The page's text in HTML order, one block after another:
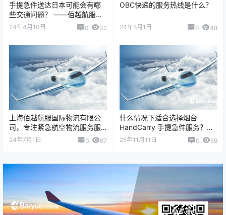
手提急件送达日本可能会有哪
些交通问题？ ——佰越航服
（Baiyue Logistics）带您了
24年4月10日 0 32
OBC快递的服务热线是什么？
24年5月1日 0 48
上海佰越航服国际物流有限公
司，专注紧急航空物流服务服
务10+年，我们的主营业务涵盖
了国际/国内紧急航空货运、On
24年7月1日 0 67
什么情况下适合选择烟台
HandCarry 手提急件服务？
——当时效与安全都至关重要
25年11月11日 0 59